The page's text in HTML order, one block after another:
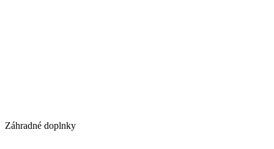
Záhradné doplnky